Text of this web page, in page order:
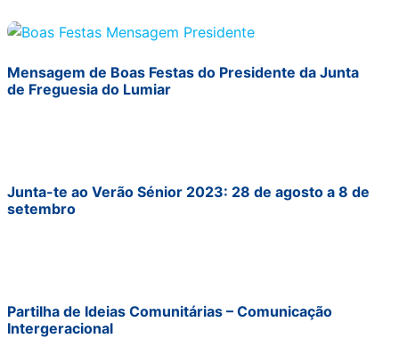
Mensagem de Boas Festas do Presidente da Junta
de Freguesia do Lumiar
Junta-te ao Verão Sénior 2023: 28 de agosto a 8 de
setembro
Partilha de Ideias Comunitárias – Comunicação
Intergeracional